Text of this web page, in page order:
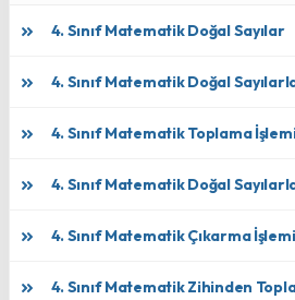
4. Sınıf Matematik Doğal Sayılar
4. Sınıf Matematik Doğal
4. Sınıf Matematik Toplama
4. Sınıf Matematik Doğal
4. Sınıf Matematik Çıkarma
4. Sınıf Matematik Zihinden